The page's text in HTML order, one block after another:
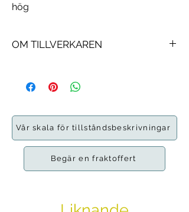
hög
OM TILLVERKAREN
bland belysningstillverkarna.
belysningslösningar som kombinerar
utsökt form och funktion med
eleganta armaturer som står sig
genom tiderna.
sin Zero -samling som kombinerar
Vår skala för tillståndsbeskrivningar
Begär en fraktoffert